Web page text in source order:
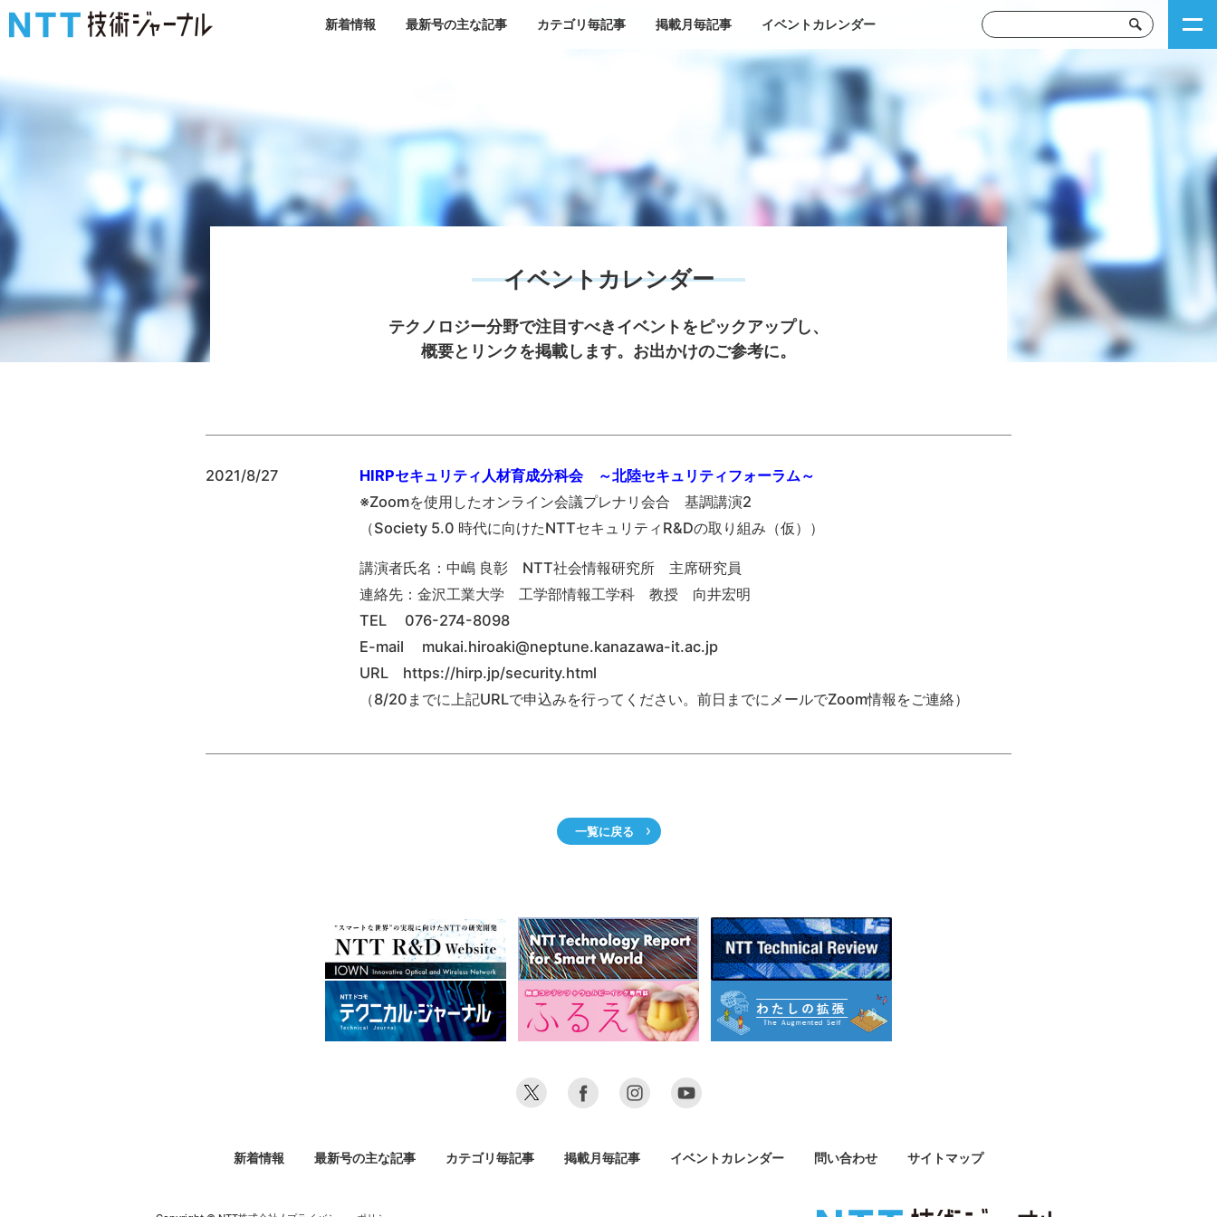
新着情報 最新号の主な記事 カテゴリ毎記事 掲載月毎記事 イベントカレンダー
イベントカレンダー
テクノロジー分野で注目すべきイベントをピックアップし、
概要とリンクを掲載します。お出かけのご参考に。
2021/8/27
HIRPセキュリティ人材育成分科会 ～北陸セキュリティフォーラム～
※Zoomを使用したオンライン会議プレナリ会合 基調講演2
（Society 5.0 時代に向けたNTTセキュリティR&Dの取り組み（仮））
講演者氏名：中嶋 良彰 NTT社会情報研究所 主席研究員
連絡先：金沢工業大学 工学部情報工学科 教授 向井宏明
TEL 076-274-8098
E-mail mukai.hiroaki@neptune.kanazawa-it.ac.jp
URL https://hirp.jp/security.html
（8/20までに上記URLで申込みを行ってください。前日までにメールでZoom情報をご連絡）
一覧に戻る
新着情報 最新号の主な記事 カテゴリ毎記事 掲載月毎記事 イベントカレンダー 問い合わせ サイトマップ